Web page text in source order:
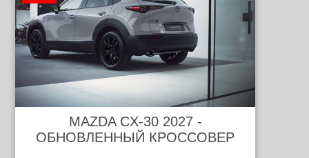
MAZDA CX-30 2027 -
ОБНОВЛЕННЫЙ КРОССОВЕР